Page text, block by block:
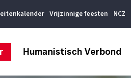
Vrijzinnige feesten NCZ
Humanistisch Verbond